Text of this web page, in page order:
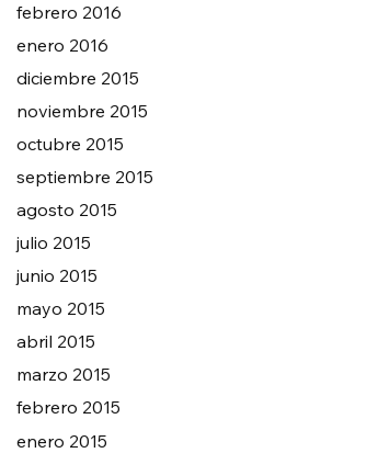
febrero 2016
enero 2016
diciembre 2015
noviembre 2015
octubre 2015
septiembre 2015
agosto 2015
julio 2015
junio 2015
mayo 2015
abril 2015
marzo 2015
febrero 2015
enero 2015